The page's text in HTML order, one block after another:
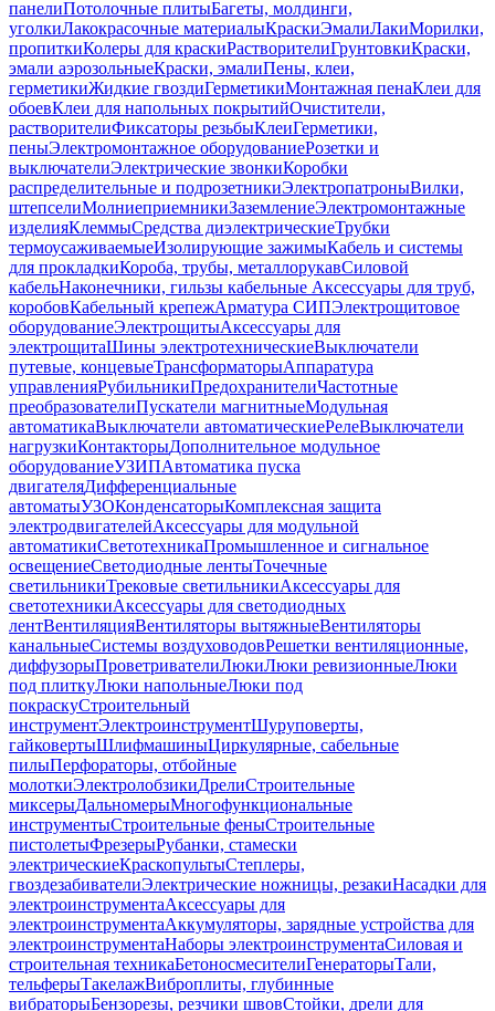
панелиПотолочные плитыБагеты, молдинги,
уголкиЛакокрасочные материалыКраскиЭмалиЛакиМорилки,
пропиткиКолеры для краскиРастворителиГрунтовкиКраски,
эмали аэрозольныеКраски, эмалиПены, клеи,
герметикиЖидкие гвоздиГерметикиМонтажная пенаКлеи для
обоевКлеи для напольных покрытийОчистители,
растворителиФиксаторы резьбыКлеиГерметики,
пеныЭлектромонтажное оборудованиеРозетки и
выключателиЭлектрические звонкиКоробки
распределительные и подрозетникиЭлектропатроныВилки,
штепселиМолниеприемникиЗаземлениеЭлектромонтажные
изделияКлеммыСредства диэлектрическиеТрубки
термоусаживаемыеИзолирующие зажимыКабель и системы
для прокладкиКороба, трубы, металлорукавСиловой
кабельНаконечники, гильзы кабельные Аксессуары для труб,
коробовКабельный крепежАрматура СИПЭлектрощитовое
оборудованиеЭлектрощитыАксессуары для
электрощитаШины электротехническиеВыключатели
путевые, концевыеТрансформаторыАппаратура
управленияРубильникиПредохранителиЧастотные
преобразователиПускатели магнитныеМодульная
автоматикаВыключатели автоматическиеРелеВыключатели
нагрузкиКонтакторыДополнительное модульное
оборудованиеУЗИПАвтоматика пуска
двигателяДифференциальные
автоматыУЗОКонденсаторыКомплексная защита
электродвигателейАксессуары для модульной
автоматикиСветотехникаПромышленное и сигнальное
освещениеСветодиодные лентыТочечные
светильникиТрековые светильникиАксессуары для
светотехникиАксессуары для светодиодных
лентВентиляцияВентиляторы вытяжныеВентиляторы
канальныеСистемы воздуховодовРешетки вентиляционные,
диффузорыПроветривателиЛюкиЛюки ревизионныеЛюки
под плиткуЛюки напольныеЛюки под
покраскуСтроительный
инструментЭлектроинструментШуруповерты,
гайковертыШлифмашиныЦиркулярные, сабельные
пилыПерфораторы, отбойные
молоткиЭлектролобзикиДрелиСтроительные
миксерыДальномерыМногофункциональные
инструментыСтроительные феныСтроительные
пистолетыФрезерыРубанки, стамески
электрическиеКраскопультыСтеплеры,
гвоздезабивателиЭлектрические ножницы, резакиНасадки для
электроинструментаАксессуары для
электроинструментаАккумуляторы, зарядные устройства для
электроинструментаНаборы электроинструментаСиловая и
строительная техникаБетоносмесителиГенераторыТали,
тельферыТакелажВиброплиты, глубинные
вибраторыБензорезы, резчики швовСтойки, дрели для